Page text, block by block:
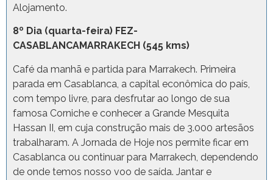
Alojamento.
8º Dia (quarta-feira) FEZ-
CASABLANCAMARRAKECH (545 kms)
Café da manhã e partida para Marrakech. Primeira
parada em Casablanca, a capital econômica do país,
com tempo livre, para desfrutar ao longo de sua
famosa Corniche e conhecer a Grande Mesquita
Hassan II, em cuja construção mais de 3.000 artesãos
trabalharam. A Jornada de Hoje nos permite ficar em
Casablanca ou continuar para Marrakech, dependendo
de onde temos nosso voo de saída. Jantar e